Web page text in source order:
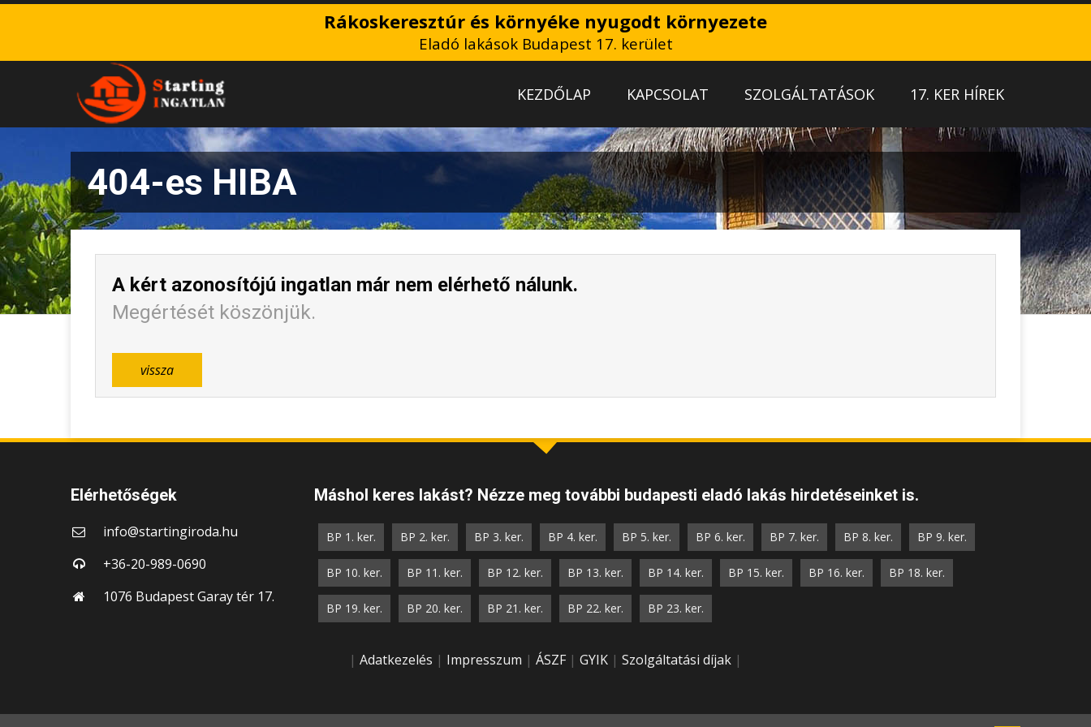
Rákoskeresztúr és környéke nyugodt környezete
Eladó lakások Budapest 17. kerület
KEZDŐLAP KAPCSOLAT SZOLGÁLTATÁSOK 17. KER HÍREK
404-es HIBA
A kért azonosítójú ingatlan már nem elérhető nálunk.
Megértését köszönjük.
vissza
Elérhetőségek
info@startingiroda.hu
+36-20-989-0690
1076 Budapest Garay tér 17.
Máshol keres lakást? Nézze meg további budapesti eladó lakás hirdetéseinket is.
BP 1. ker. BP 2. ker. BP 3. ker. BP 4. ker. BP 5. ker. BP 6. ker. BP 7. ker. BP 8. ker. BP 9. ker.
BP 10. ker. BP 11. ker. BP 12. ker. BP 13. ker. BP 14. ker. BP 15. ker. BP 16. ker. BP 18. ker.
BP 19. ker. BP 20. ker. BP 21. ker. BP 22. ker. BP 23. ker.
| Adatkezelés | Impresszum | ÁSZF | GYIK | Szolgáltatási díjak |